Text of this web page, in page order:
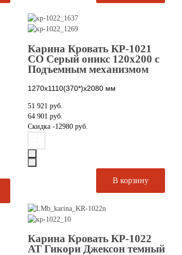
Карина Кровать КР-1021
СО Серый оникс 120х200 с
Подъемным механизмом
1270х1110(370*)х2080 мм
51 921 руб.
64 901 руб.
Скидка -12980 руб.
Карина Кровать КР-1022
АТ Гикори Джексон темный